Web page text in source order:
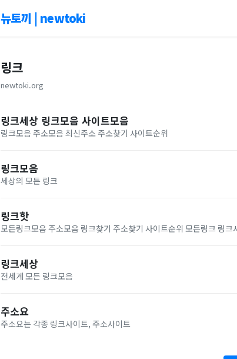
뉴토끼 | newtoki
링크
newtoki.org
링크세상 링크모음 사이트모음
링크모음 주소모음 최신주소 주소찾기 사이트순위
링크모음
세상의 모든 링크
링크핫
모든링크모음 주소모음 링크찾기 주소찾기 사이트순위 모든링크 링크
링크세상
전세계 모든 링크모음
주소요
주소요는 각종 링크사이트, 주소사이트